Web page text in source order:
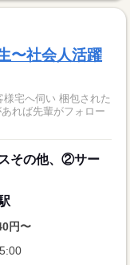
〜社会人活躍
宅へ伺い 梱包された
れば先輩がフォロー
その他、②サー
円〜